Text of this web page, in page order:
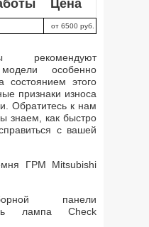
Цена
от 6500 руб.
рекомендуют
особенно
состоянием этого
признаки износа
Обратитесь к нам
как быстро
с вашей
ГРМ Mitsubishi
панели
лампа Check